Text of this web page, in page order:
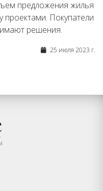
предложения жилья
проектами. Покупатели
решения.
25 июля 2023 г.